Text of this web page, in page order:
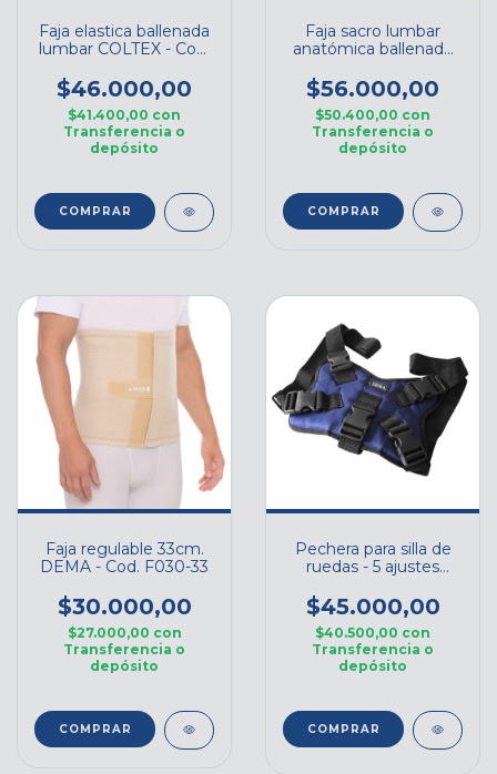
Faja elastica ballenada
lumbar COLTEX - Cod.
$46.000,00
$41.400,00 con
Transferencia o
depósito
COMPRAR
Faja sacro lumbar
anatómica ballenada
$56.000,00
$50.400,00 con
Transferencia o
depósito
COMPRAR
Faja regulable 33cm.
DEMA - Cod. F030-33
$30.000,00
$27.000,00 con
Transferencia o
depósito
COMPRAR
Pechera para silla de
ruedas - 5 ajustes
$45.000,00
$40.500,00 con
Transferencia o
depósito